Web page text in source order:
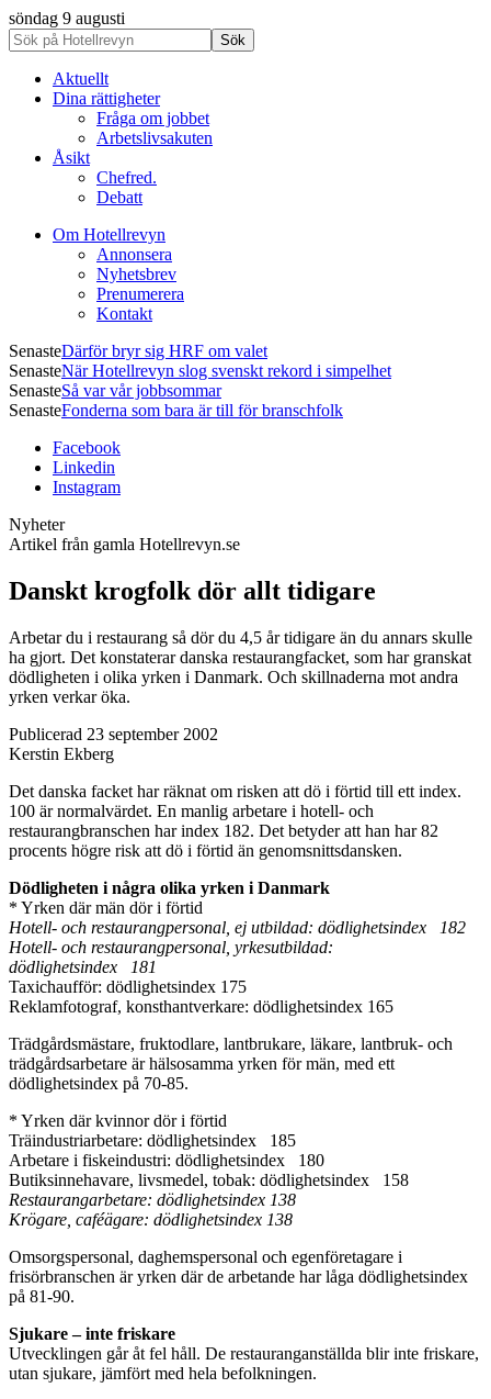
söndag 9 augusti
Aktuellt
Dina rättigheter
Fråga om jobbet
Arbetslivsakuten
Åsikt
Chefred.
Debatt
Om Hotellrevyn
Annonsera
Nyhetsbrev
Prenumerera
Kontakt
SenasteDärför bryr sig HRF om valet
SenasteNär Hotellrevyn slog svenskt rekord i simpelhet
SenasteSå var vår jobbsommar
SenasteFonderna som bara är till för branschfolk
Facebook
Linkedin
Instagram
Nyheter
Artikel från gamla Hotellrevyn.se
Danskt krogfolk dör allt tidigare
Arbetar du i restaurang så dör du 4,5 år tidigare än du annars skulle
ha gjort. Det konstaterar danska restaurangfacket, som har granskat
dödligheten i olika yrken i Danmark. Och skillnaderna mot andra
yrken verkar öka.
Publicerad 23 september 2002
Kerstin Ekberg
Det danska facket har räknat om risken att dö i förtid till ett index.
100 är normalvärdet. En manlig arbetare i hotell- och
restaurangbranschen har index 182. Det betyder att han har 82
procents högre risk att dö i förtid än genomsnittsdansken.
Dödligheten i några olika yrken i Danmark
* Yrken där män dör i förtid
Hotell- och restaurangpersonal, ej utbildad: dödlighetsindex 182
Hotell- och restaurangpersonal, yrkesutbildad:
dödlighetsindex 181
Taxichaufför: dödlighetsindex 175
Reklamfotograf, konsthantverkare: dödlighetsindex 165
Trädgårdsmästare, fruktodlare, lantbrukare, läkare, lantbruk- och
trädgårdsarbetare är hälsosamma yrken för män, med ett
dödlighetsindex på 70-85.
* Yrken där kvinnor dör i förtid
Träindustriarbetare: dödlighetsindex 185
Arbetare i fiskeindustri: dödlighetsindex 180
Butiksinnehavare, livsmedel, tobak: dödlighetsindex 158
Restaurangarbetare: dödlighetsindex 138
Krögare, caféägare: dödlighetsindex 138
Omsorgspersonal, daghemspersonal och egenföretagare i
frisörbranschen är yrken där de arbetande har låga dödlighetsindex
på 81-90.
Sjukare – inte friskare
Utvecklingen går åt fel håll. De restauranganställda blir inte friskare,
utan sjukare, jämfört med hela befolkningen.